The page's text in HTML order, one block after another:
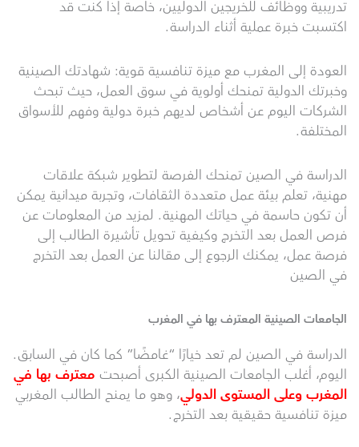
تدريبية ووظائف للخريجين الدوليين، خاصة إذا كنت قد
اكتسبت خبرة عملية أثناء الدراسة.
العودة إلى المغرب مع ميزة تنافسية قوية: شهادتك الصينية
وخبرتك الدولية تمنحك أولوية في سوق العمل، حيث تبحث
الشركات اليوم عن أشخاص لديهم خبرة دولية وفهم للأسواق
المختلفة.
الدراسة في الصين تمنحك الفرصة لتطوير شبكة علاقات
مهنية، تعلم بيئة عمل متعددة الثقافات، وتجربة ميدانية يمكن
أن تكون حاسمة في حياتك المهنية. لمزيد من المعلومات عن
فرص العمل بعد التخرج وكيفية تحويل تأشيرة الطالب إلى
فرصة عمل، يمكنك الرجوع إلى مقالنا عن العمل بعد التخرج
في الصين
الجامعات الصينية المعترف بها في المغرب
الدراسة في الصين لم تعد خيارًا “غامضًا” كما كان في السابق.
اليوم، أغلب الجامعات الصينية الكبرى أصبحت معترف بها في
المغرب وعلى المستوى الدولي، وهو ما يمنح الطالب المغربي
ميزة تنافسية حقيقية بعد التخرج.